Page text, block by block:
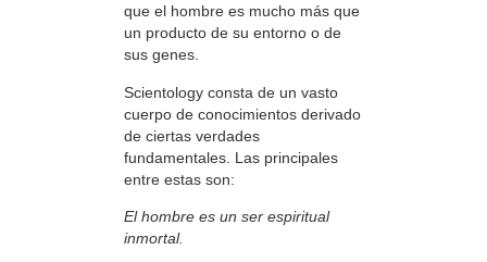
que el hombre es mucho más que
un producto de su entorno o de
sus genes.
Scientology consta de un vasto
cuerpo de conocimientos derivado
de ciertas verdades
fundamentales. Las principales
entre estas son:
El hombre es un ser espiritual
inmortal.